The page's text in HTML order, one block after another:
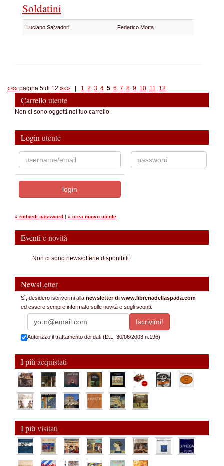
Soldatini
Luciano Salvadori Federico Motta
««« pagina 5 di 12 »»» 1 2 3 4 5 6 7 8 9 10 11 12
Carrelloutente
Non ci sono oggetti nel tuo carrello
Login utente
» richiedi password | » crea nuovo utente
Eventi e novità
...Non ci sono news/offerte disponibili.
NewsLetter
Sì, desidero iscrivermi alla newsletter di www.libreriadellaspada.com
ed essere sempre informato sulle novità e sugli sconti.
Autorizzo il trattamento dei dati (D.L. 30/06/2003 n.196)
I più acquistati
I più visitati